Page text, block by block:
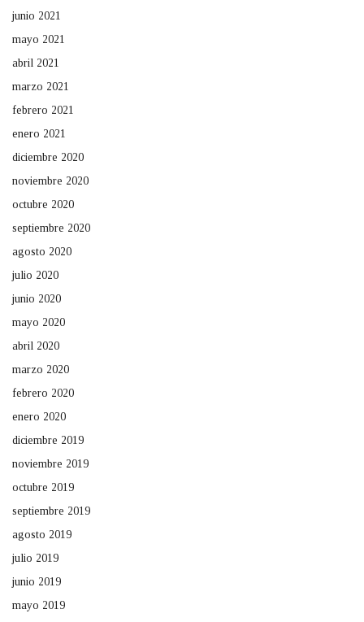
junio 2021
mayo 2021
abril 2021
marzo 2021
febrero 2021
enero 2021
diciembre 2020
noviembre 2020
octubre 2020
septiembre 2020
agosto 2020
julio 2020
junio 2020
mayo 2020
abril 2020
marzo 2020
febrero 2020
enero 2020
diciembre 2019
noviembre 2019
octubre 2019
septiembre 2019
agosto 2019
julio 2019
junio 2019
mayo 2019